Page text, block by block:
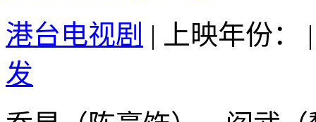
港台电视剧 | 上映年份：
|
发